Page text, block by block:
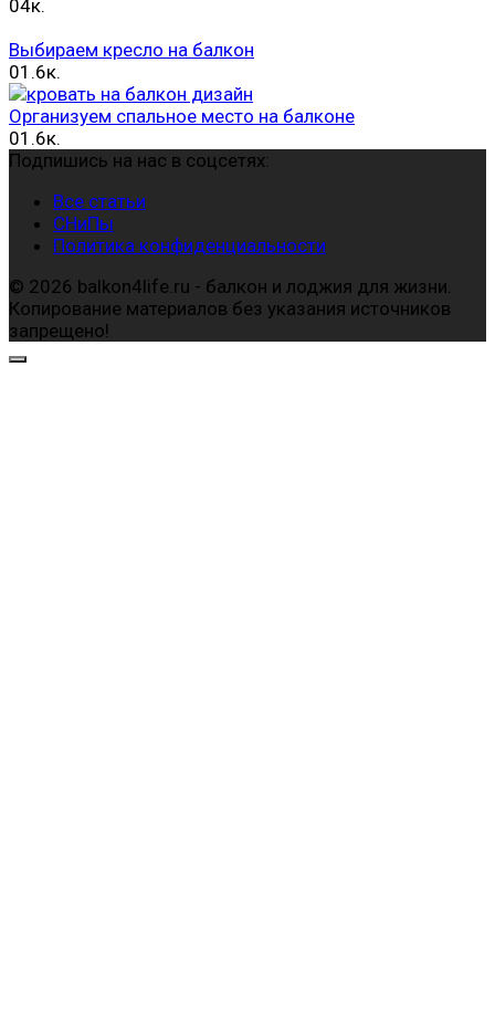
04к.
Выбираем кресло на балкон
01.6к.
Организуем спальное место на балконе
01.6к.
Подпишись на нас в соцсетях:
Все статьи
СНиПы
Политика конфиденциальности
© 2026 balkon4life.ru - балкон и лоджия для жизни.
Копирование материалов без указания источников
запрещено!